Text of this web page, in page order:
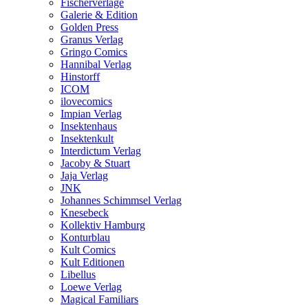
Fischerverlage
Galerie & Edition
Golden Press
Granus Verlag
Gringo Comics
Hannibal Verlag
Hinstorff
ICOM
ilovecomics
Impian Verlag
Insektenhaus
Insektenkult
Interdictum Verlag
Jacoby & Stuart
Jaja Verlag
JNK
Johannes Schimmsel Verlag
Knesebeck
Kollektiv Hamburg
Konturblau
Kult Comics
Kult Editionen
Libellus
Loewe Verlag
Magical Familiars